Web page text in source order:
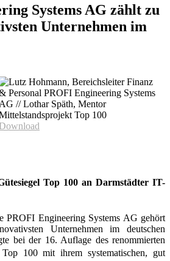
Systems AG zählt zu
Unternehmen im
Download
Top 100 an Darmstädter IT-
PROFI Engineering Systems AG gehört
Unternehmen im deutschen
bei der 16. Auflage des renommierten
100 mit ihrem systematischen, gut